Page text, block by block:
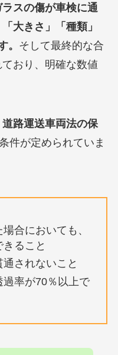
スの傷が車検に通
大きさ」「種類」
。 そして最終的な合
おり、明確な数値
道路運送車両法の保
件が定められていま
合においても、
ること
されないこと
過率が70％以上で